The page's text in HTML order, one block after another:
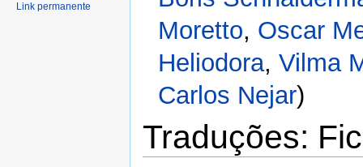
Moretto, Oscar
Heliodora,Vilma
Carlos Nejar)
Traduções:
Link permanente